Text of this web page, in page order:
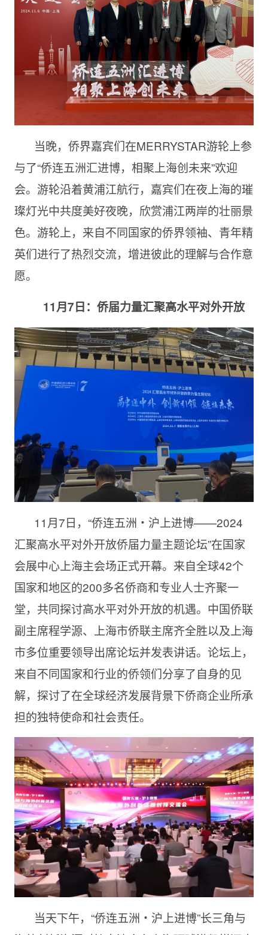
当晚，侨界嘉宾们在MERRYSTAR游轮上参
与了“侨连五洲汇进博，相聚上海创未来”欢迎
会。游轮沿着黄浦江航行，嘉宾们在夜上海的璀
璨灯光中共度美好夜晚，欣赏浦江两岸的壮丽景
色。游轮上，来自不同国家的侨界领袖、青年精
英们进行了热烈交流，增进彼此的理解与合作意
愿。
11月7日： 侨届力量汇聚高水平对外开放
11月7日，“侨连五洲・沪上进博——2024
汇聚高水平对外开放侨届力量主题论坛”在国家
会展中心上海主会场正式开幕。来自全球42个
国家和地区的200多名侨商和专业人士齐聚一
堂，共同探讨高水平对外开放的机遇。中国侨联
副主席程学源、上海市侨联主席齐全胜以及上海
市多位重要领导出席论坛并发表讲话。论坛上，
来自不同国家和行业的侨领们分享了自身的见
解，探讨了在全球经济发展背景下侨商企业所承
担的独特使命和社会责任。
当天下午，“侨连五洲・沪上进博”长三角与